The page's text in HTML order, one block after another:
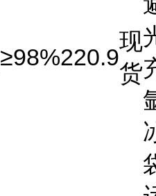
≥98%220.9
现
货